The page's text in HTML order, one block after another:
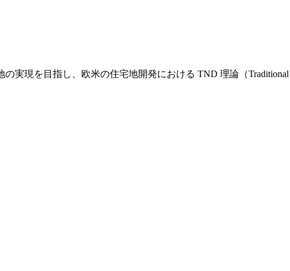
実現を目指し、欧米の住宅地開発における TND 理論（